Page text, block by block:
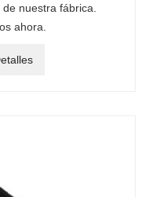
nuestra fábrica.
ahora.